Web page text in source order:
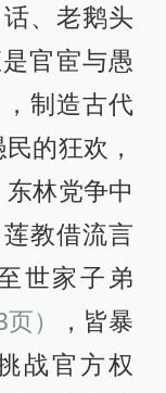
、老鹅头
官宦与愚
，制造古代
的狂欢，
东林党争中
教借流言
世家子弟
页）
，皆暴
战官方权